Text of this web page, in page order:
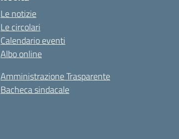
Le notizie
Le circolari
Calendario eventi
Albo online
Amministrazione Trasparente
Bacheca sindacale